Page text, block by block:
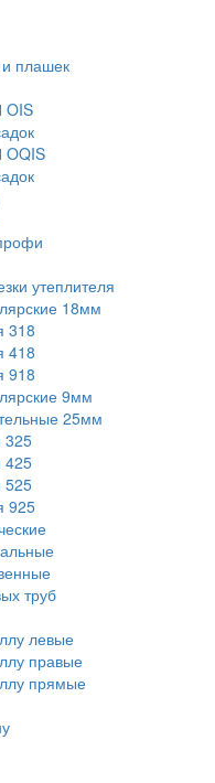
плашек
OIS
утеплителя
18мм
318
418
918
9мм
25мм
325
425
525
925
труб
левые
правые
прямые